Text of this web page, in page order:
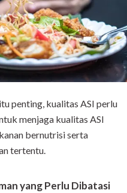
penting, kualitas ASI perlu
menjaga kualitas ASI
bernutrisi serta
tertentu.
yang Perlu Dibatasi